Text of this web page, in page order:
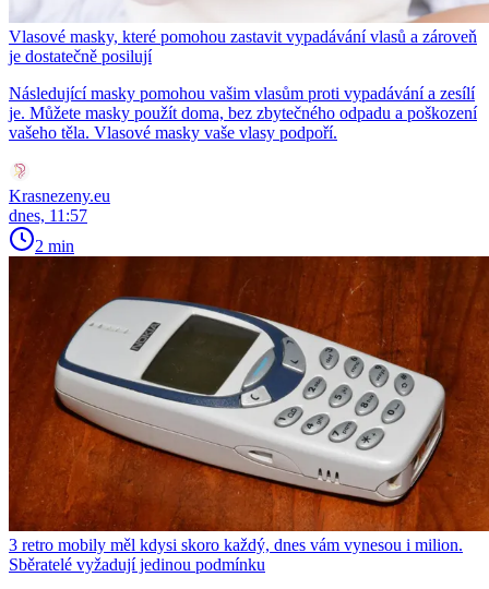
Vlasové masky, které pomohou zastavit vypadávání vlasů a zároveň
je dostatečně posilují
Následující masky pomohou vašim vlasům proti vypadávání a zesílí
je. Můžete masky použít doma, bez zbytečného odpadu a poškození
vašeho těla. Vlasové masky vaše vlasy podpoří.
Krasnezeny.eu
dnes, 11:57
2 min
3 retro mobily měl kdysi skoro každý, dnes vám vynesou i milion.
Sběratelé vyžadují jedinou podmínku